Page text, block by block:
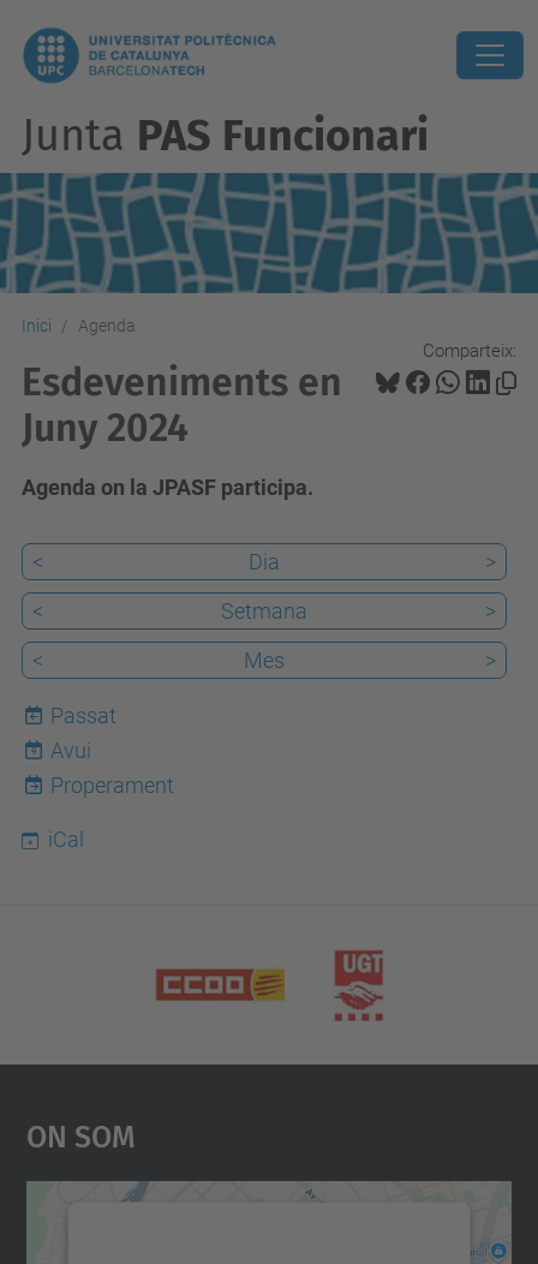
Junta PAS Funcionari
Inici Agenda
Comparteix:
Esdeveniments en
Juny 2024
Agenda on la JPASF participa.
< Dia
>
<
Setmana
>
<
Mes >
Passat
9
Avui
Properament
iCal
On Som